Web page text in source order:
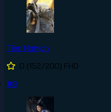
Tiên Nghịch
0 (152/200) FHD
#9